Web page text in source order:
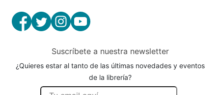
Suscríbete a nuestra newsletter
¿Quieres estar al tanto de las últimas novedades y eventos
de la librería?